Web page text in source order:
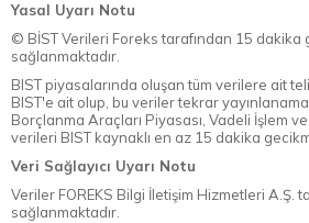
Yasal Uyarı Notu
© BİST Verileri Foreks tarafından 15 dakika
sağlanmaktadır.
BIST piyasalarında oluşan tüm verilere ait
BIST'e ait olup, bu veriler tekrar
Borçlanma Araçları Piyasası, Vadeli İşlem
verileri BIST kaynaklı en az 15 dakika
Veri Sağlayıcı Uyarı Notu
Veriler FOREKS Bilgi İletişim Hizmetleri A.Ş.
sağlanmaktadır.